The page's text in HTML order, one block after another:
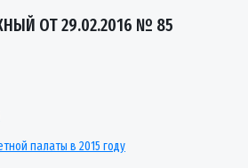
ОТ 29.02.2016 № 85
палаты в 2015 году